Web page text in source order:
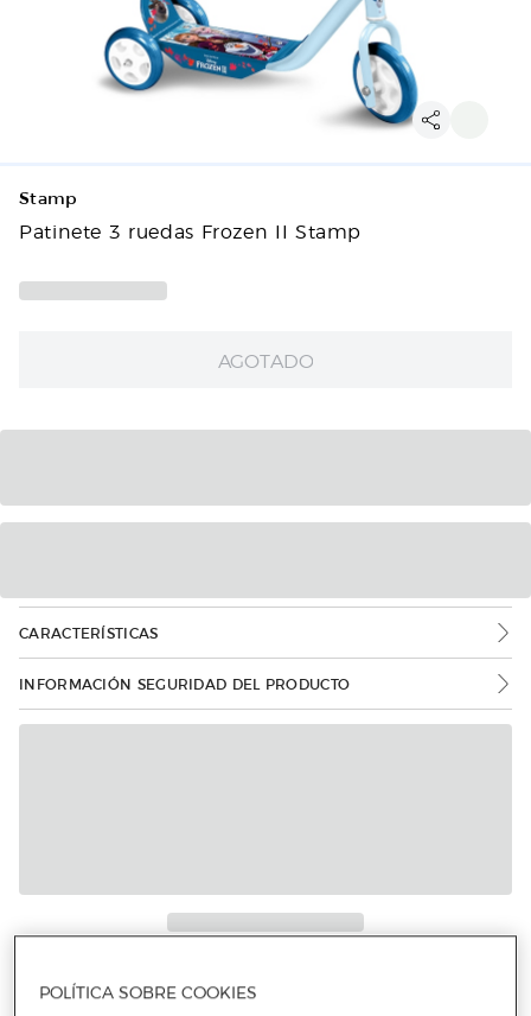
Stamp
Patinete 3 ruedas Frozen II Stamp
AGOTADO
CARACTERÍSTICAS
INFORMACIÓN SEGURIDAD DEL PRODUCTO
POLÍTICA SOBRE COOKIES